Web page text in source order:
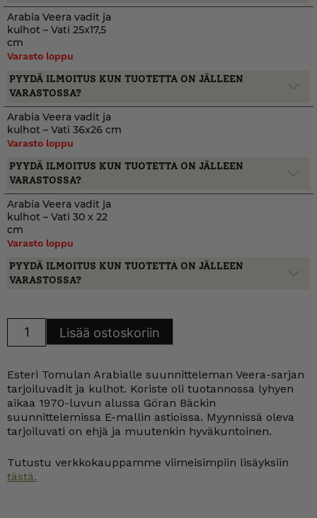
Arabia Veera vadit ja
kulhot – Vati 25x17,5
cm
Varasto loppu
PYYDÄ ILMOITUS KUN TUOTETTA ON JÄLLEEN
VARASTOSSA?
Arabia Veera vadit ja
kulhot – Vati 36x26 cm
Varasto loppu
PYYDÄ ILMOITUS KUN TUOTETTA ON JÄLLEEN
VARASTOSSA?
Arabia Veera vadit ja
kulhot – Vati 30 x 22
cm
Varasto loppu
PYYDÄ ILMOITUS KUN TUOTETTA ON JÄLLEEN
VARASTOSSA?
Veera
määrä
Lisää ostoskoriin
Esteri Tomulan Arabialle suunnitteleman Veera-sarjan
tarjoiluvadit ja kulhot. Koriste oli tuotannossa lyhyen
aikaa 1970-luvun alussa Göran Bäckin
suunnittelemissa E-mallin astioissa. Myynnissä oleva
tarjoiluvati on ehjä ja muutenkin hyväkuntoinen.
Tutustu verkkokauppamme viimeisimpiin lisäyksiin
tästä.